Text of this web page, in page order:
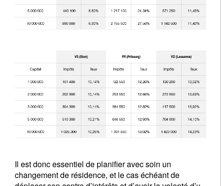
Il est donc essentiel de planifier avec soin un
changement de résidence, et le cas échéant de
Title First Name
Last Name
Country of residence
I'm not an US citizen*
notrepolitique de confidentialité.